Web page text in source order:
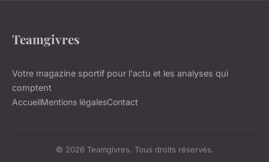
Teamgivres
Votre magazine sportif pour l'actu et les analyses qui
comptent
AccueilMentions légalesContact
© 2026 Teamgivres. Tous droits réservés.